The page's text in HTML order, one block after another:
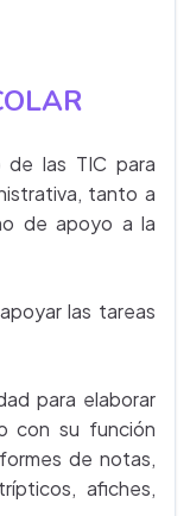
las TIC para
tanto a
de apoyo a la
las tareas
para elaborar
con su función
de notas,
afiches,